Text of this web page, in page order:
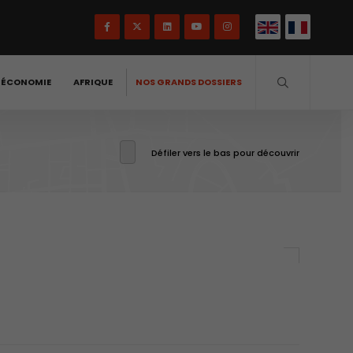
AFRIQUE NOS GRANDS DOSSIERS
Défiler vers le bas pour découvrir